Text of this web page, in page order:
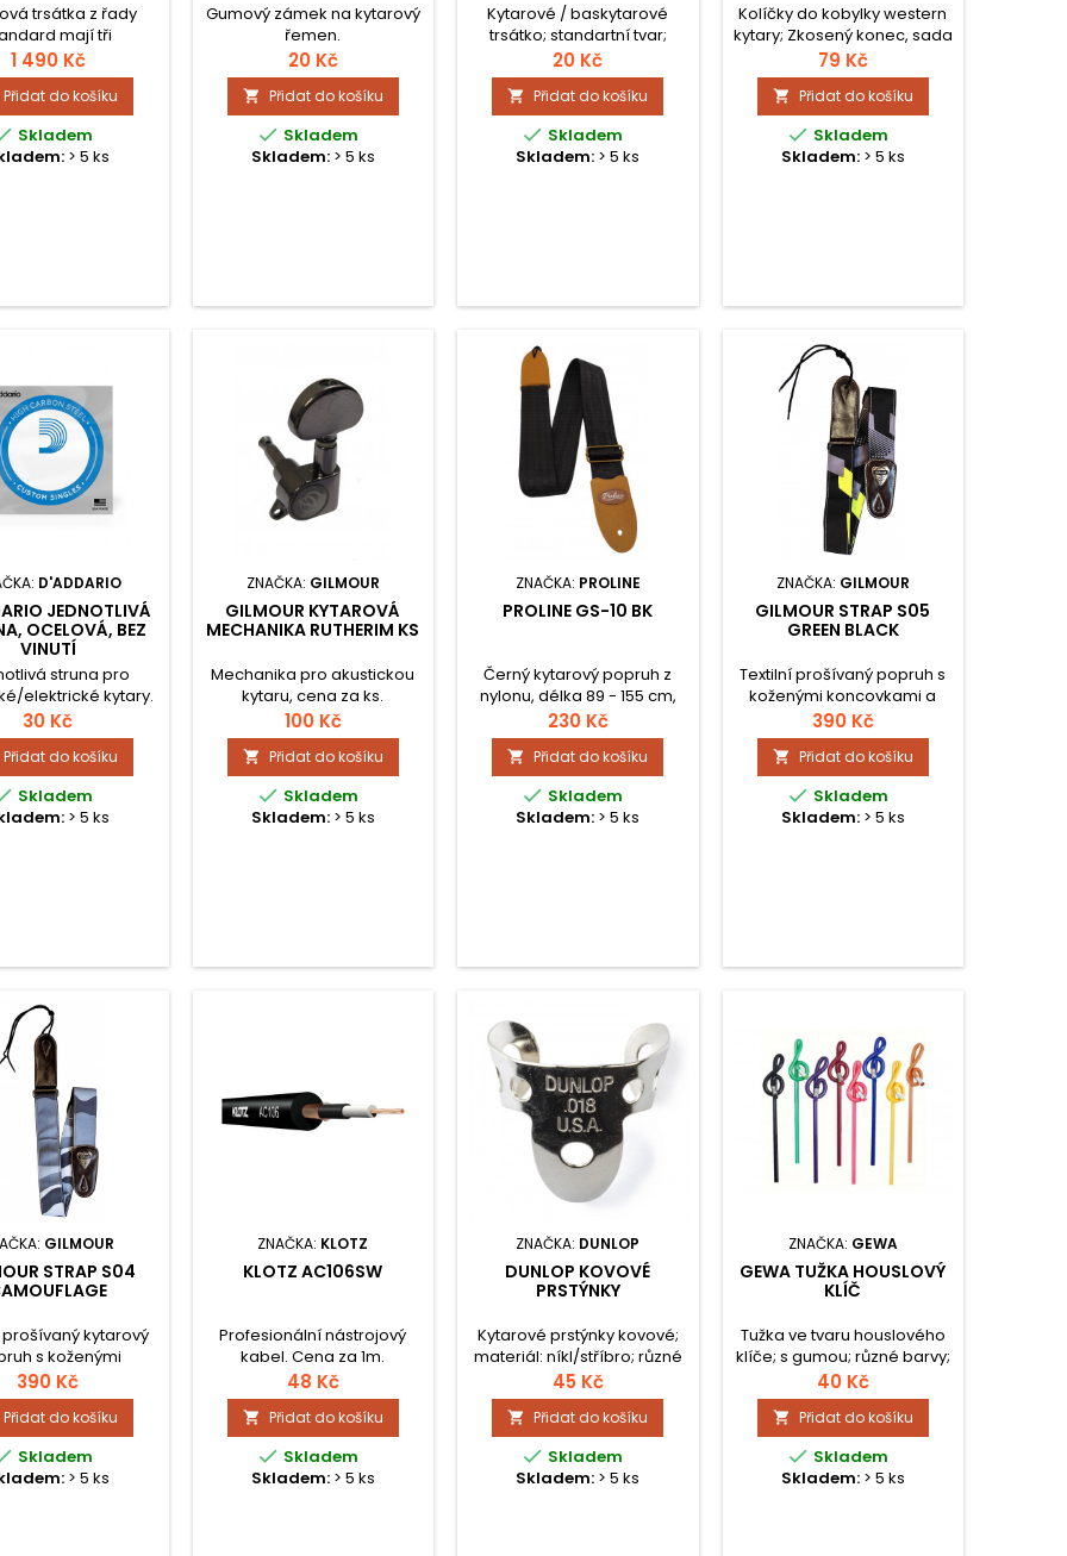
trsátka z řady
mají tři
plošky
v různých
a vyrábí se v
tvaru. Jsou
pro univerzální
s akustickou i
1 490 Kč
Přidat do košíku
Skladem
> 5 ks
Gumový zámek na kytarový
řemen.
20 Kč
 Přidat do košíku
 Skladem
Skladem: > 5 ks
Kytarové / baskytarové
trsátko; standartní tvar;
různé tvrdosti.
20 Kč
 Přidat do košíku
 Skladem
Skladem: > 5 ks
Kolíčky do kobylky western
kytary; Zkosený konec, sada
se 6 ks. Cena za sadu, plast
PVC.
79 Kč
 Přidat do košíku
 Skladem
Skladem: > 5 ks
D'ADDARIO
JEDNOTLIVÁ
OCELOVÁ, BEZ
VINUTÍ
struna pro
elektrické kytary.
BEZ VINUTÍ
30 Kč
Přidat do košíku
Skladem
> 5 ks
ZNAČKA: GILMOUR
GILMOUR KYTAROVÁ
MECHANIKA RUTHERIM KS
Mechanika pro akustickou
kytaru, cena za ks.
100 Kč
 Přidat do košíku
 Skladem
Skladem: > 5 ks
ZNAČKA: PROLINE
PROLINE GS-10 BK
Černý kytarový popruh z
nylonu, délka 89 - 155 cm,
kožené koncovky, kovová
přezka.
230 Kč
 Přidat do košíku
 Skladem
Skladem: > 5 ks
ZNAČKA: GILMOUR
GILMOUR STRAP S05
GREEN BLACK
Textilní prošívaný popruh s
koženými koncovkami a
elegantním logem Gilmour.
Velmi kvalitní provedení v
moderním designu
Green/Black.
390 Kč
 Přidat do košíku
 Skladem
Skladem: > 5 ks
GILMOUR
STRAP S04
prošívaný kytarový
s koženými
a elegantním
Gilmour. Velmi
provedení v
designu
390 Kč
Přidat do košíku
Skladem
> 5 ks
ZNAČKA: KLOTZ
KLOTZ AC106SW
Profesionální nástrojový
kabel. Cena za 1m.
48 Kč
 Přidat do košíku
 Skladem
Skladem: > 5 ks
ZNAČKA: DUNLOP
DUNLOP KOVOVÉ
PRSTÝNKY
Kytarové prstýnky kovové;
materiál: níkl/stříbro; různé
síly materiálu.
45 Kč
 Přidat do košíku
 Skladem
Skladem: > 5 ks
ZNAČKA: GEWA
GEWA TUŽKA HOUSLOVÝ
KLÍČ
Tužka ve tvaru houslového
klíče; s gumou; různé barvy;
cena za 1 ks
40 Kč
 Přidat do košíku
 Skladem
Skladem: > 5 ks